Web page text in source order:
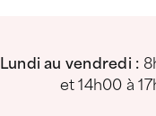
Lundi au vendredi :
et 14h00 à